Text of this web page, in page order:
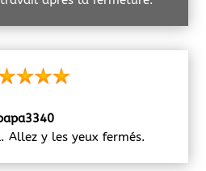
Allez y les yeux fermés.